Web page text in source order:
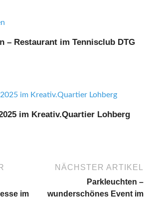
– Restaurant im Tennisclub DTG
im Kreativ.Quartier Lohberg
im
NÄCHSTER ARTIKEL
Parkleuchten –
wunderschönes Event im